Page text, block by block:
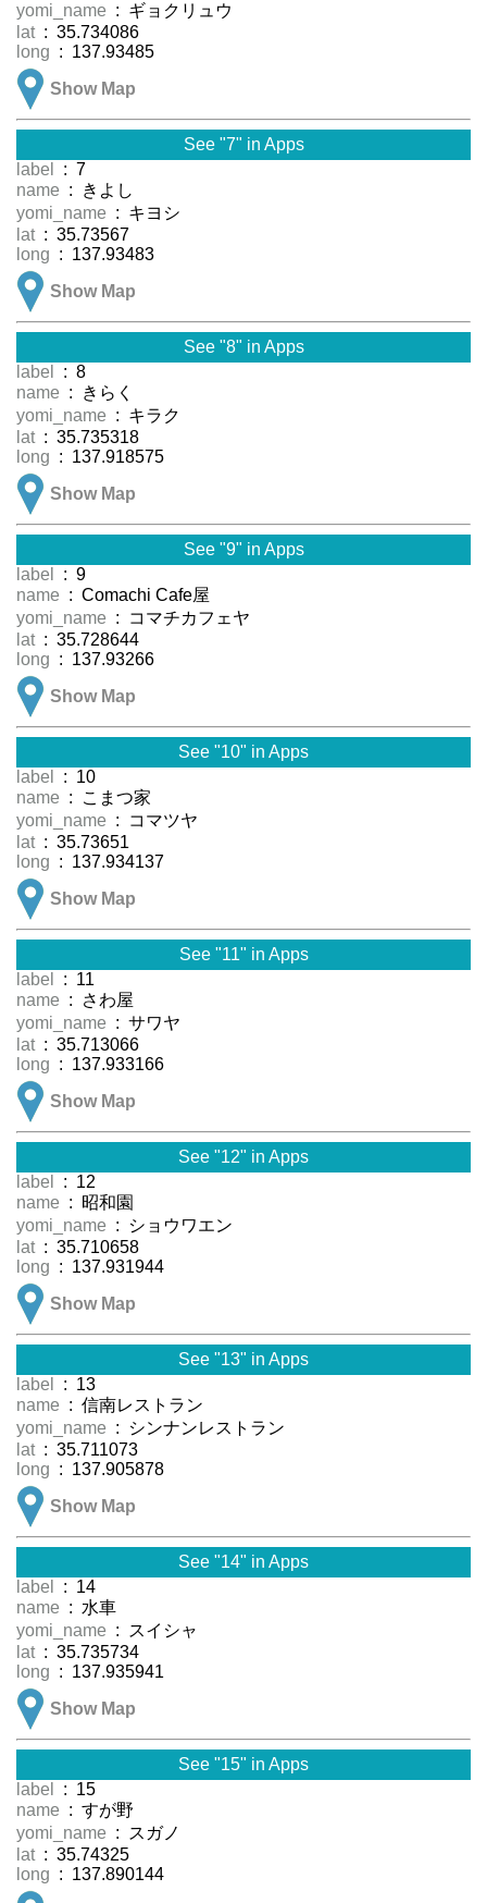
yomi_name : ギョクリュウ
lat : 35.734086
long : 137.93485
Show Map
See "7" in Apps
label
: 7
name : きよし
yomi_name : キヨシ
lat : 35.73567
long : 137.93483
Show Map
See "8" in Apps
label
: 8
name : きらく
yomi_name : キラク
lat : 35.735318
long : 137.918575
Show Map
See "9" in Apps
label
: 9
name : Comachi Cafe屋
yomi_name : コマチカフェヤ
lat : 35.728644
long : 137.93266
Show Map
See "10" in Apps
label
: 10
name : こまつ家
yomi_name : コマツヤ
lat : 35.73651
long : 137.934137
Show Map
See "11" in Apps
label
: 11
name : さわ屋
yomi_name : サワヤ
lat : 35.713066
long : 137.933166
Show Map
See "12" in Apps
label
: 12
name : 昭和園
yomi_name : ショウワエン
lat : 35.710658
long : 137.931944
Show Map
See "13" in Apps
label
: 13
name : 信南レストラン
yomi_name : シンナンレストラン
lat : 35.711073
long : 137.905878
Show Map
See "14" in Apps
label
: 14
name : 水車
yomi_name : スイシャ
lat : 35.735734
long : 137.935941
Show Map
See "15" in Apps
label
: 15
name : すが野
yomi_name : スガノ
lat : 35.74325
long : 137.890144